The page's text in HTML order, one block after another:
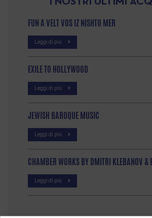
FUN A VELT VOS IZ NISHTO MER
Leggi di più
EXILE TO HOLLYWOOD
Leggi di più
JEWISH BAROQUE MUSIC
Leggi di più
CHAMBER WORKS BY DMITRI KLEBANOV &
Leggi di più